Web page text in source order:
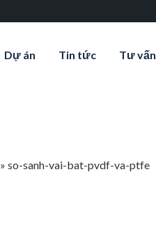
Dự án Tin tức Tư vấn
»so-sanh-vai-bat-pvdf-va-ptfe